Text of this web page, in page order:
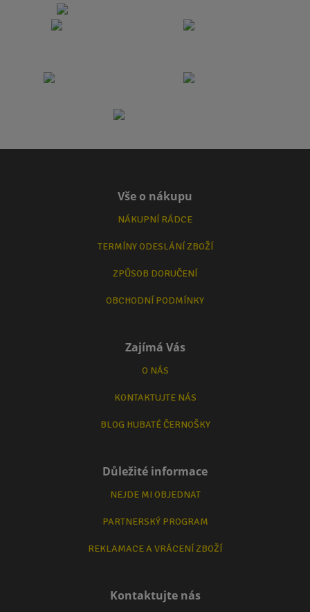
Vše o nákupu
NÁKUPNÍ RÁDCE
TERMÍNY ODESLÁNÍ ZBOŽÍ
ZPŮSOB DORUČENÍ
OBCHODNÍ PODMÍNKY
Zajímá Vás
O NÁS
KONTAKTUJTE NÁS
BLOG HUBATÉ ČERNOŠKY
Důležité informace
NEJDE MI OBJEDNAT
PARTNERSKÝ PROGRAM
REKLAMACE A VRÁCENÍ ZBOŽÍ
Kontaktujte nás